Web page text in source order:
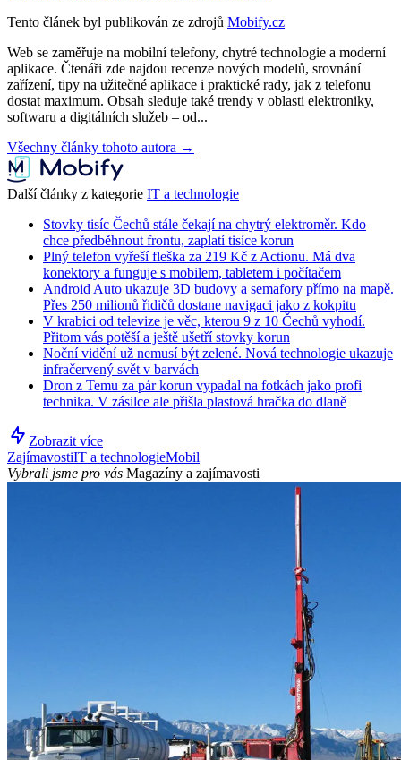
Tento článek byl publikován ze zdrojů Mobify.cz
Web se zaměřuje na mobilní telefony, chytré technologie a moderní
aplikace. Čtenáři zde najdou recenze nových modelů, srovnání
zařízení, tipy na užitečné aplikace i praktické rady, jak z telefonu
dostat maximum. Obsah sleduje také trendy v oblasti elektroniky,
softwaru a digitálních služeb – od...
Všechny články tohoto autora →
Další články z kategorie IT a technologie
Stovky tisíc Čechů stále čekají na chytrý elektroměr. Kdo
chce předběhnout frontu, zaplatí tisíce korun
Plný telefon vyřeší fleška za 219 Kč z Actionu. Má dva
konektory a funguje s mobilem, tabletem i počítačem
Android Auto ukazuje 3D budovy a semafory přímo na mapě.
Přes 250 milionů řidičů dostane navigaci jako z kokpitu
V krabici od televize je věc, kterou 9 z 10 Čechů vyhodí.
Přitom vás potěší a ještě ušetří stovky korun
Noční vidění už nemusí být zelené. Nová technologie ukazuje
infračervený svět v barvách
Dron z Temu za pár korun vypadal na fotkách jako profi
technika. V zásilce ale přišla plastová hračka do dlaně
Zobrazit více
ZajímavostiIT a technologieMobil
Vybrali jsme pro vás Magazíny a zajímavosti